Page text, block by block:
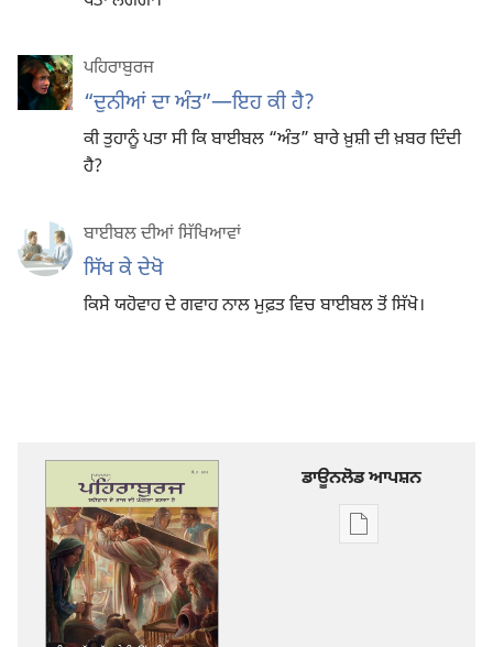
ਪਹਿਰਾਬੁਰਜ
“ਦੁਨੀਆਂ ਦਾ ਅੰਤ”—ਇਹ ਕੀ ਹੈ?
ਕੀ ਤੁਹਾਨੂੰ ਪਤਾ ਸੀ ਕਿ ਬਾਈਬਲ “ਅੰਤ” ਬਾਰੇ ਖ਼ੁਸ਼ੀ ਦੀ ਖ਼ਬਰ ਦਿੰਦੀ
ਹੈ?
ਬਾਈਬਲ ਦੀਆਂ ਸਿੱਖਿਆਵਾਂ
ਸਿੱਖ ਕੇ ਦੇਖੋ
ਕਿਸੇ ਯਹੋਵਾਹ ਦੇ ਗਵਾਹ ਨਾਲ ਮੁਫ਼ਤ ਵਿਚ ਬਾਈਬਲ ਤੋਂ ਸਿੱਖੋ।
ਡਾਊਨਲੋਡ ਆਪਸ਼ਨ
ਡਿਜੀਟਲ